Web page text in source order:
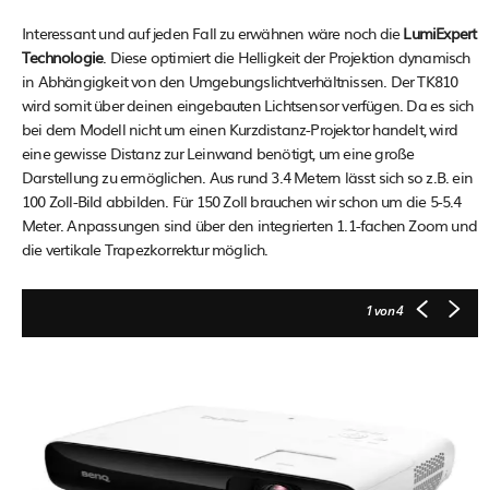
Interessant und auf jeden Fall zu erwähnen wäre noch dieLumiExpert
Technologie. Diese optimiert die Helligkeit der Projektion dynamisch
in Abhängigkeit von den Umgebungslichtverhältnissen. Der TK810
wird somit über deinen eingebauten Lichtsensor verfügen. Da es sich
bei dem Modell nicht um einen Kurzdistanz-Projektor handelt, wird
eine gewisse Distanz zur Leinwand benötigt, um eine große
Darstellung zu ermöglichen. Aus rund 3.4 Metern lässt sich so z.B. ein
100 Zoll-Bild abbilden. Für 150 Zoll brauchen wir schon um die 5-5.4
Meter. Anpassungen sind über den integrierten 1.1-fachen Zoom und
die vertikale Trapezkorrektur möglich.
1von 4